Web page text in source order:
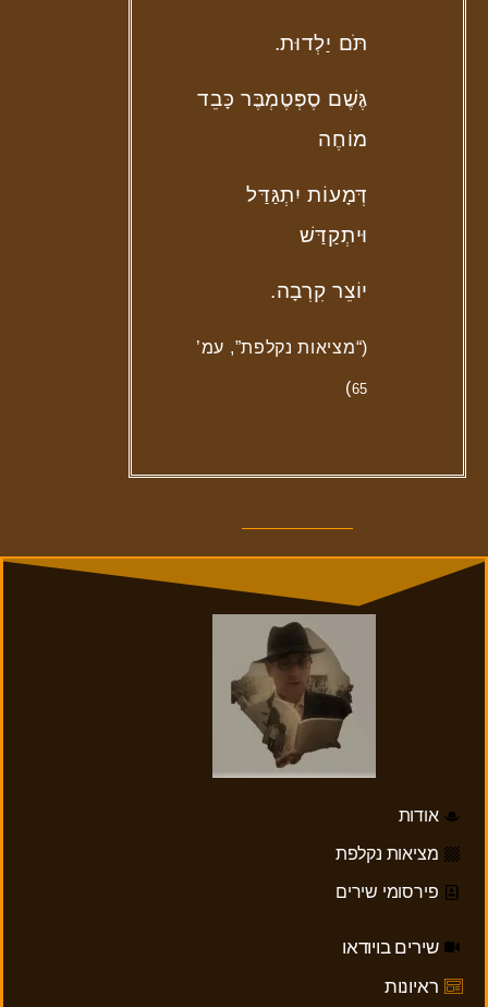
תֹּם יַלְדוּת.
גֶּשֶׁם סֶפְּטֶמְבֶּר כָּבֵד
מוֹחֶה
דְּמָעוֹת יִתְגַּדַּל
וּיתְקַדַּשׁ
יוֹצֵר קִרְבָה.
(“מציאות נקלפת”, עמ’
65
)
אודות
מציאות נקלפת
פירסומי שירים
שירים בויודאו
ראיונות